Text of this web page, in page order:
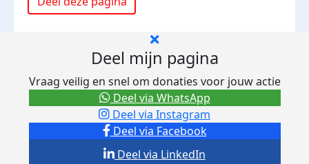
Deel mijn pagina
Vraag veilig en snel om donaties voor jouw actie
Deel via Facebook
Deel via Instagram
Deel via LinkedIn
Deel via WhatsApp